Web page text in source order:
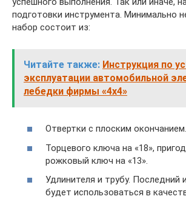
подготовки инструмента. Минимально
набор состоит из:
Читайте также: Инструкция по
эксплуатации автомобильной
лебедки фирмы «4х4»
Отвертки с плоским окончанием.
Торцевого ключа на «18»,
рожковый ключ на «13».
Удлинителя и трубу. Последний
будет использоваться в